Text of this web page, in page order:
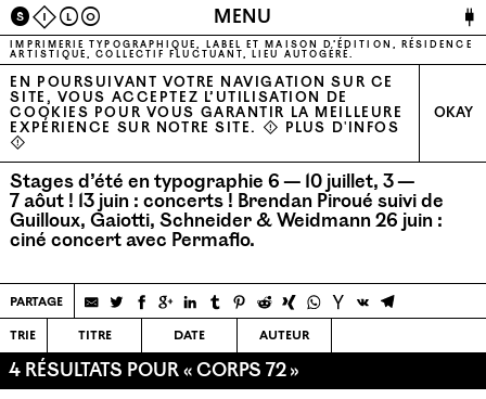
SILO MENU 🔌
IMPRIMERIE TYPOGRAPHIQUE, LABEL ET MAISON D’ÉDITION, RÉSIDENCE
ARTISTIQUE, COLLECTIF FLUCTUANT, LIEU AUTOGÉRÉ.
EN POURSUIVANT VOTRE NAVIGATION SUR CE
SITE, VOUS ACCEPTEZ L’UTILISATION DE
COOKIES POUR VOUS GARANTIR LA MEILLEURE
EXPÉRIENCE SUR NOTRE SITE. ⚠ PLUS D'INFOS
⚠
OKAY
Stages d’été en typographie 6 — 10 juillet, 3 —
7 aôut ! 13 juin : concerts ! Brendan Piroué suivi de
Guilloux, Gaiotti, Schneider & Weidmann26 juin :
ciné concert avec Permaflo.
partage
trie
titre date auteur
4 RÉSULTATS POUR « CORPS 72 »